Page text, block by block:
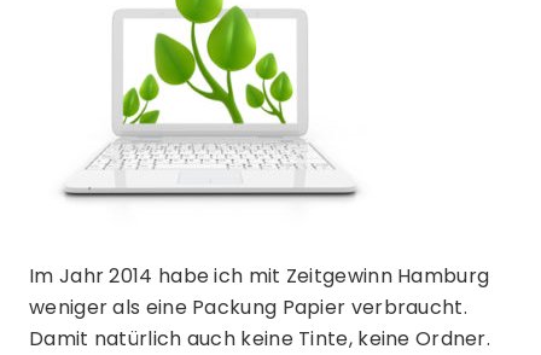
Im Jahr 2014 habe ich mit Zeitgewinn Hamburg
weniger als eine Packung Papier verbraucht.
Damit natürlich auch keine Tinte, keine Ordner.